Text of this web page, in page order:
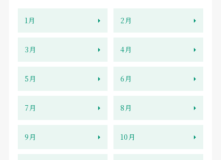
1月 2月
3月 4月
5月 6月
7月 8月
9月 10月